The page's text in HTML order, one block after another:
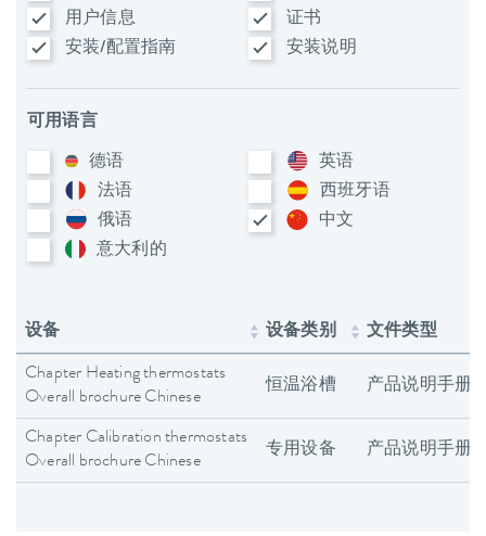
用户信息
证书
安装/配置指南
安装说明
可用语言
德语
英语
法语
西班牙语
俄语
中文
意大利​的
设备 设备类别 文件类型
Chapter Heating thermostats
Overall brochure Chinese
恒温浴槽 产品说明手册
Chapter Calibration thermostats
Overall brochure Chinese
专用设备 产品说明手册